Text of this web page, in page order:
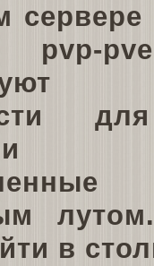
сервере
в